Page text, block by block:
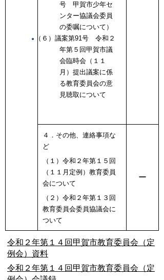
号 甲賀市少年セ
ンター協議会委員
の委嘱について）
（６）議案第91号 令和２
年第５回甲賀市議
会臨時会（１１
月）提出議案に係
る教育委員会の意
見聴取について
４．その他、連絡事項な
ど
（１）令和２年第１５回
（１１月定例）教育委員
会について
（２）令和２年第１３回
教育委員会委員協議会に
ついて
ー
令和２年第１４回甲賀市教育委員会（定
例会）資料
令和２年第１４回甲賀市教育委員会（定